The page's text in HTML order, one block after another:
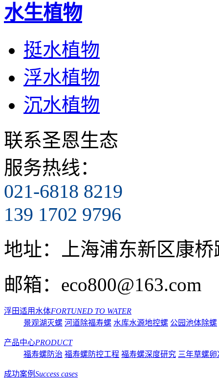
水生植物
挺水植物
浮水植物
沉水植物
联系圣恩生态
服务热线：
021-6818 8219
139 1702 9796
地址：
上海浦东新区康
邮箱： eco800@163.com
浮田适用水体FORTUNED TO WATER
景观湖灭螺 河道除福寿螺 水库水源地控螺 公园池体除螺
产品中心PRODUCT
福寿螺防治 福寿螺防控工程 福寿螺深度研究 三年草螺卵
成功案例 Success cases